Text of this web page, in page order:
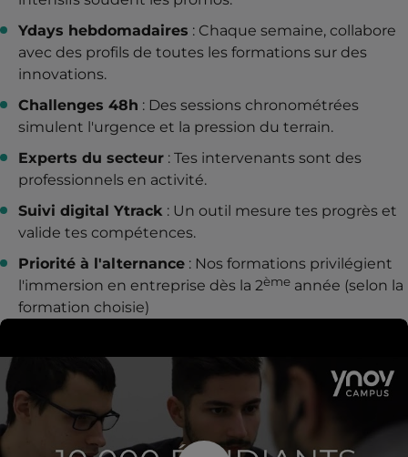
Ydays hebdomadaires : Chaque semaine, collabore
avec des profils de toutes les formations sur des
innovations.
Challenges 48h : Des sessions chronométrées
simulent l'urgence et la pression du terrain.
Experts du secteur : Tes intervenants sont des
professionnels en activité.
Suivi digital Ytrack : Un outil mesure tes progrès et
valide tes compétences.
Priorité à l'alternance : Nos formations privilégient
l'immersion en entreprise dès la 2ème année (selon la
formation choisie)